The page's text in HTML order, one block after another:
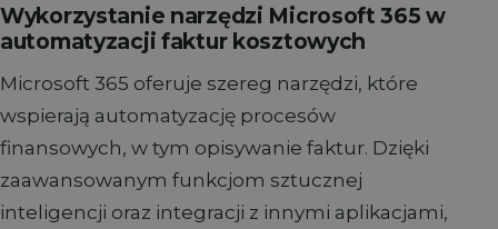
Wykorzystanie narzędzi Microsoft 365 w
automatyzacji faktur kosztowych
Microsoft 365 oferuje szereg narzędzi, które
wspierają automatyzację procesów
finansowych, w tym opisywanie faktur. Dzięki
zaawansowanym funkcjom sztucznej
inteligencji oraz integracji z innymi aplikacjami,